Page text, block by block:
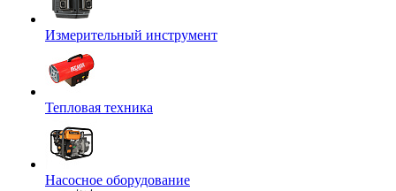
Измерительный инструмент
Тепловая техника
Насосное оборудование